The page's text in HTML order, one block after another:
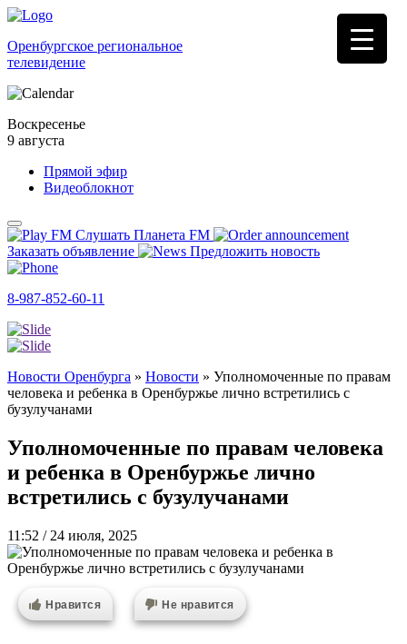
Оренбургское региональное
телевидение
Воскресенье
9 августа
Прямой эфир
Видеоблокнот
Слушать Планета FM
Заказать объявление
Предложить новость
8-987-852-60-11
Новости Оренбурга » Новости » Уполномоченные по правам
человека и ребенка в Оренбуржье лично встретились с
бузулучанами
Уполномоченные по правам человека
и ребенка в Оренбуржье лично
встретились с бузулучанами
11:52 / 24 июля, 2025
Нравится Не нравится